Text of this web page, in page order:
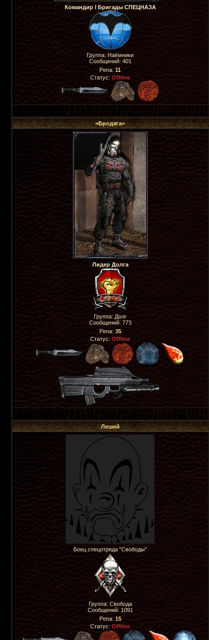
Командир I Бригады СПЕЦНАЗА
Группа: Наёмники
Сообщений: 401
Репа: 11
Статус:Offline
=Бродяга=
Лидер Долга
Группа: Долг
Сообщений: 773
Репа:35
Статус: Offline
Леший
Боец спецотряда "Свободы"
Группа: Свобода
Сообщений: 1091
Репа: 15
Статус:Offline